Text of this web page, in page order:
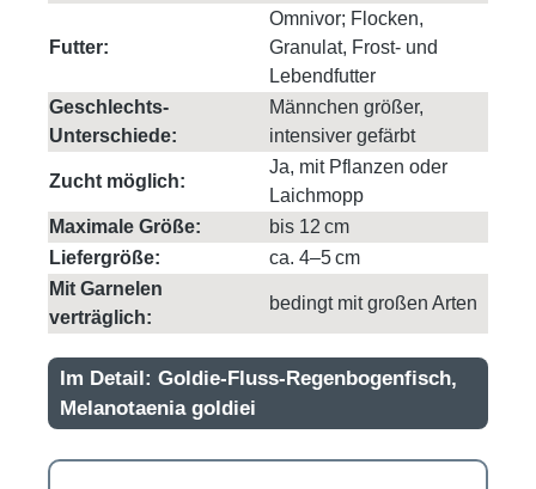
Futter:
Omnivor; Flocken,
Granulat, Frost- und
Lebendfutter
Geschlechts-
Unterschiede:
Männchen größer,
intensiver gefärbt
Zucht möglich:
Ja, mit Pflanzen oder
Laichmopp
Maximale Größe:
bis 12 cm
Liefergröße:
ca. 4–5 cm
Mit Garnelen
verträglich:
bedingt mit großen Arten
Im Detail: Goldie-Fluss-Regenbogenfisch,
Melanotaenia goldiei